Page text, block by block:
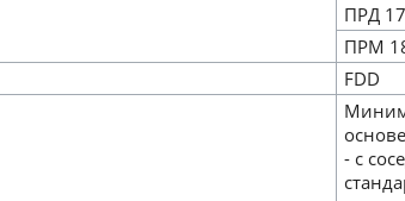
ПРД
ПРМ
FDD
- с